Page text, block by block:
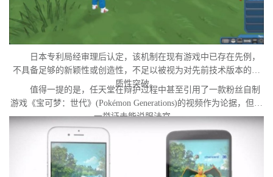
日本专利局经审理后认定，该机制在现有游戏中已存在先例，
不具备足够的新颖性或创造性，不足以被视为对先前技术版本的实
质性突破。
值得一提的是，任天堂在辩护过程中甚至引用了一款粉丝自制
游戏《宝可梦：世代》(Pokémon Generations)的视频作为论据，但这
一举证未能说服法官。